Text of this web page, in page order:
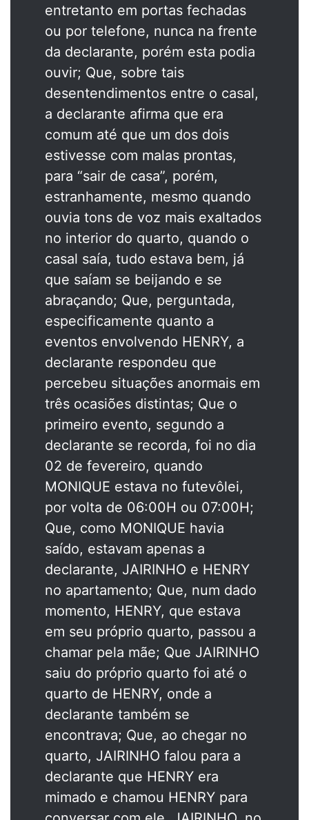
entretanto em portas fechadas
ou por telefone, nunca na frente
da declarante, porém esta podia
ouvir; Que, sobre tais
desentendimentos entre o casal,
a declarante afirma que era
comum até que um dos dois
estivesse com malas prontas,
para “sair de casa”, porém,
estranhamente, mesmo quando
ouvia tons de voz mais exaltados
no interior do quarto, quando o
casal saía, tudo estava bem, já
que saíam se beijando e se
abraçando; Que, perguntada,
especificamente quanto a
eventos envolvendo HENRY, a
declarante respondeu que
percebeu situações anormais em
três ocasiões distintas; Que o
primeiro evento, segundo a
declarante se recorda, foi no dia
02 de fevereiro, quando
MONIQUE estava no futevôlei,
por volta de 06:00H ou 07:00H;
Que, como MONIQUE havia
saído, estavam apenas a
declarante, JAIRINHO e HENRY
no apartamento; Que, num dado
momento, HENRY, que estava
em seu próprio quarto, passou a
chamar pela mãe; Que JAIRINHO
saiu do próprio quarto foi até o
quarto de HENRY, onde a
declarante também se
encontrava; Que, ao chegar no
quarto, JAIRINHO falou para a
declarante que HENRY era
mimado e chamou HENRY para